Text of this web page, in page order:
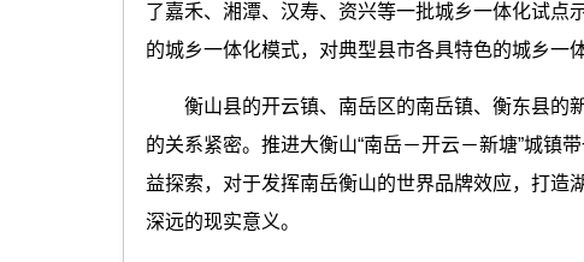
了嘉禾、湘潭、汉寿、资兴等一批城乡一体化试点
的城乡一体化模式，对典型县市各具特色的城乡一
衡山县的开云镇、南岳区的南岳镇、衡东县的
的关系紧密。推进大衡山“南岳－开云－新塘”城镇
益探索，对于发挥南岳衡山的世界品牌效应，打造
深远的现实意义。